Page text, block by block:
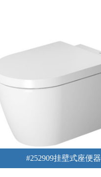
#252909挂壁式座便器